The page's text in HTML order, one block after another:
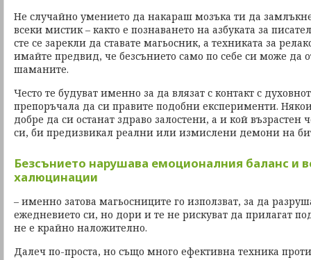
Не случайно умението да накараш мозъка ти да
всеки мистик – както е познаването на азбуката за
сте се зарекли да ставате магьосник, а техниката за
имайте предвид, че безсънието само по себе си може да
шаманите.
Често те будуват именно за да влязат с контакт с
препоръчала да си правите подобни експерименти.
добре да си останат здраво залостени, а и кой възрастен
си, би предизвикал реални или измислени демони на
Безсънието нарушава емоционалния баланс и
халюцинации
– именно затова магьосниците го използват, за да
ежедневието си, но дори и те не рискуват да прилагат
не е крайно наложително.
Далеч по-проста, но също много ефективна техника